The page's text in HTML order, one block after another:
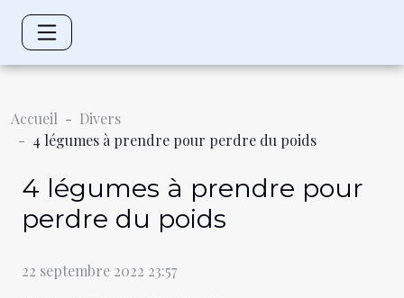
Accueil
Divers
4 légumes à prendre pour perdre du poids
4 légumes à prendre pour
perdre du poids
22 septembre 2022 23:57